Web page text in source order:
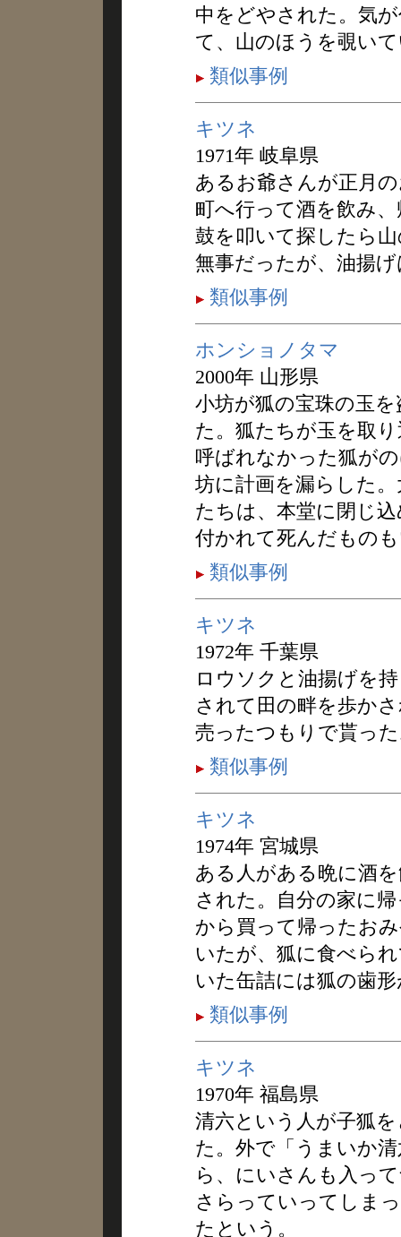
中をどやされた。気
て、山のほうを覗い
類似事例
キツネ
1971年 岐阜県
あるお爺さんが正月
町へ行って酒を飲み
鼓を叩いて探したら
無事だったが、油揚
類似事例
ホンショノタマ
2000年 山形県
小坊が狐の宝珠の玉
た。狐たちが玉を取
呼ばれなかった狐が
坊に計画を漏らした
たちは、本堂に閉じ
付かれて死んだもの
類似事例
キツネ
1972年 千葉県
ロウソクと油揚げを
されて田の畔を歩か
売ったつもりで貰っ
類似事例
キツネ
1974年 宮城県
ある人がある晩に酒
された。自分の家に
から買って帰ったお
いたが、狐に食べら
いた缶詰には狐の歯
類似事例
キツネ
1970年 福島県
清六という人が子狐
た。外で「うまいか
ら、にいさんも入っ
さらっていってしま
たという。